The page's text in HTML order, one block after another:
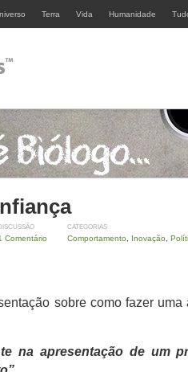
Terra Vida Humanidade
Comentário
CATEGORIAS
Comportamento Inovação
sobre como fazer uma
na apresentação de um
ferramentas